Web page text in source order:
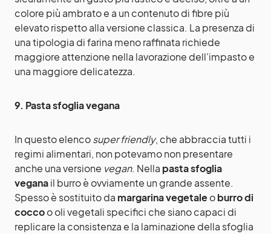
colore più ambrato e a un contenuto di fibre più
elevato rispetto alla versione classica. La presenza di
una tipologia di farina meno raffinata richiede
maggiore attenzione nella lavorazione dell’impasto e
una maggiore delicatezza.
9. Pasta sfoglia vegana
In questo elencosuper friendly, che abbraccia tutti i
regimi alimentari, non potevamo non presentare
anche una versione vegan. Nella pasta sfoglia
veganail burro è ovviamente un grande assente.
Spesso è sostituito da margarina vegetaleoburro di
coccoo oli vegetali specifici che siano capaci di
replicare la consistenza e la laminazione della sfoglia